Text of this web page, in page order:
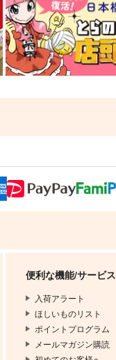
便利な機能/サービス
入荷アラート
ほしいものリスト
ポイントプログラム
メールマガジン購読